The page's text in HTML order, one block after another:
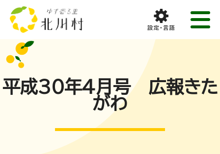
平成30年4月号 広報きた
がわ